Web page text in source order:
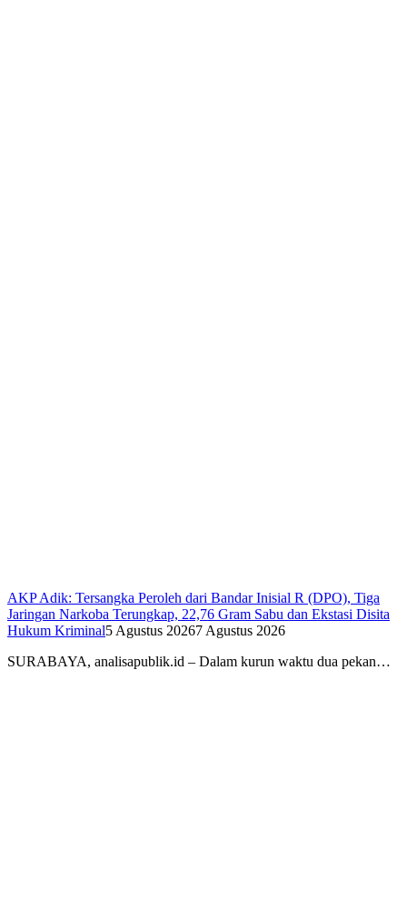
AKP Adik: Tersangka Peroleh dari Bandar Inisial R (DPO), Tiga
Jaringan Narkoba Terungkap, 22,76 Gram Sabu dan Ekstasi Disita
Hukum Kriminal5 Agustus 20267 Agustus 2026
SURABAYA, analisapublik.id – Dalam kurun waktu dua pekan…